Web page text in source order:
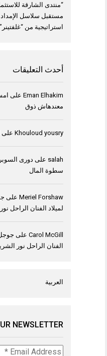
مستقبل سلاسل الإمداد
استراتيجية من “غلفتينر”
أحدث التعليقات
Eman Elhakim على
معندهاش ذوق
Khouloud yousry على
salah على دورى
سطوة المال
Meriel Forshaw على
لميلاد الفنان الراحل
Carol McGill على
الفنان الراحل نور
العربية
NEWSLETTER
Email